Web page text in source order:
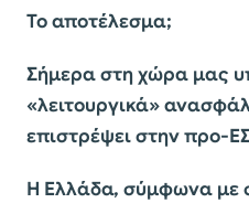
Το αποτέλεσμα;
Σήμερα στη χώρα μας
«λειτουργικά»
επιστρέψει στην προ-
Η Ελλάδα, σύμφωνα με